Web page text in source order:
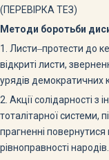
(ПЕРЕВІРКА ТЕЗ)
Методи боротьби
1. Листи‒протести до
відкриті листи,
урядів демократичних
2. Акції солідарності з
тоталітарної системи,
прагненні повернутися
рівноправності народів.